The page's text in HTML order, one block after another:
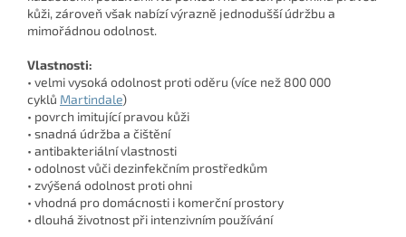
kůži, zároveň však nabízí výrazně jednodušší údržbu a
mimořádnou odolnost.
Vlastnosti:
• velmi vysoká odolnost proti oděru (více než 800 000
cyklů Martindale)
• povrch imitující pravou kůži
• snadná údržba a čištění
• antibakteriální vlastnosti
• odolnost vůči dezinfekčním prostředkům
• zvýšená odolnost proti ohni
• vhodná pro domácnosti i komerční prostory
• dlouhá životnost při intenzivním používání